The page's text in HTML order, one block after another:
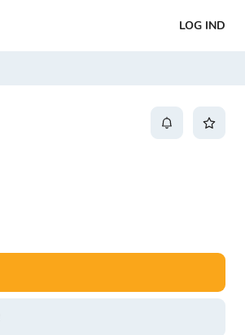
LOG IND